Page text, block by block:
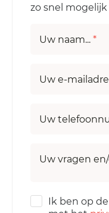
zo snel
Uw naam... *
Uw e-
Uw
Uw vragen
Ik ben op